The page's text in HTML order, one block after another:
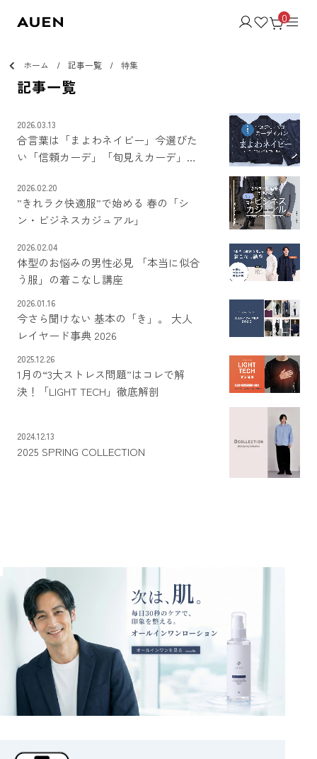
0
ホーム 記事一覧 特集
記事一覧
2026.03.13
合言葉は「まよわネイビー」今選びた
い「信頼カーデ」「旬見えカーデ」
2026.02.20
”きれラク快適服”で始める 春の「シ
ン・ビジネスカジュアル」
2026.02.04
体型のお悩みの男性必見 「本当に似合
う服」の着こなし講座
2026.01.16
今さら聞けない 基本の「き」。 大人
レイヤード事典 2026
2025.12.26
1月の“3大ストレス問題”はコレで解
決！「LIGHT TECH」徹底解剖
2024.12.13
2025 SPRING COLLECTION